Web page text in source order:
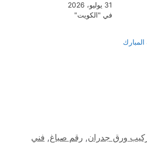
31 يوليو، 2026
في "الكويت"
ورق جدران,رقم صباغ, فني